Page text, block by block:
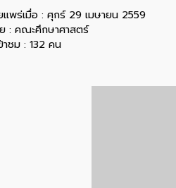
แพร่เมื่อ : ศุกร์ 29 เมษายน 2559
: คณะศึกษาศาสตร์
าชม : 132 คน